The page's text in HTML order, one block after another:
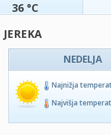
36 °C
NEDELJA
Najnižja
Najvišja